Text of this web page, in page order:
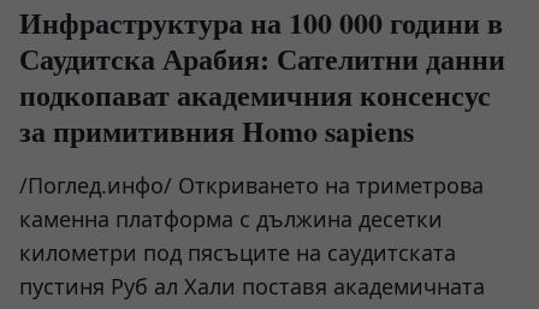
Инфраструктура на 100 000 години в
Саудитска Арабия: Сателитни данни
подкопават академичния консенсус
за примитивния Homo sapiens
/Поглед.инфо/ Откриването на триметрова
каменна платформа с дължина десетки
километри под пясъците на саудитската
пустиня Руб ал Хали поставя академичната